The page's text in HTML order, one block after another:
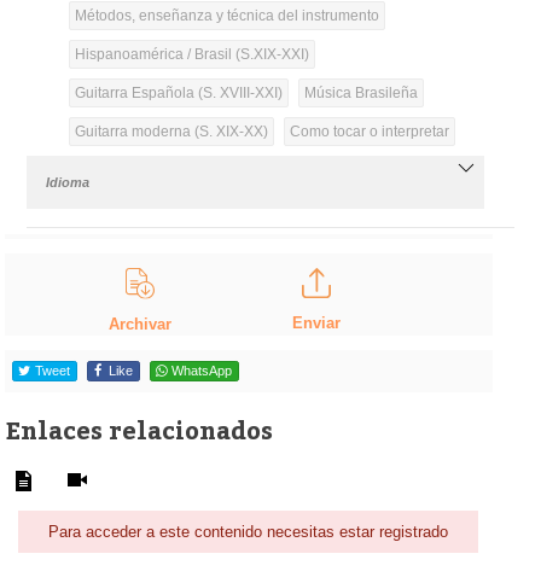
Métodos, enseñanza y técnica del instrumento
Hispanoamérica / Brasil (S.XIX-XXI)
Guitarra Española (S. XVIII-XXI) Música Brasileña
Guitarra moderna (S. XIX-XX) Como tocar o interpretar
Idioma
Archivar Enviar
Tweet Like WhatsApp
Enlaces relacionados
Para acceder a este contenido necesitas estar registrado